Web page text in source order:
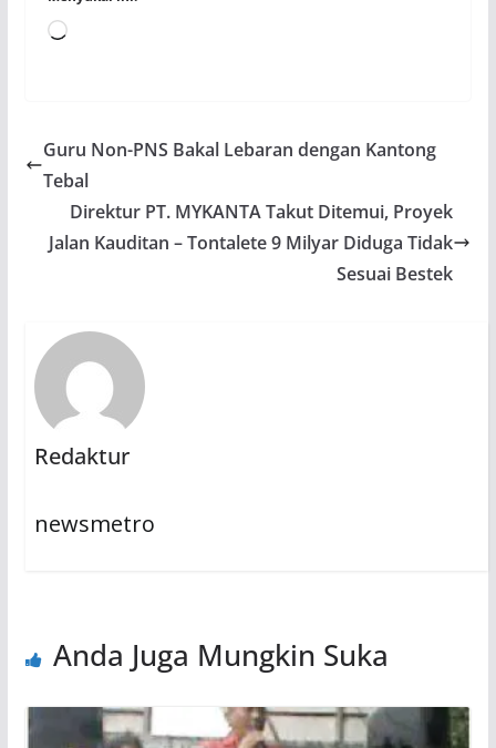
Memuat...
Guru Non-PNS Bakal Lebaran dengan Kantong
Tebal
Direktur PT. MYKANTA Takut Ditemui, Proyek
Jalan Kauditan – Tontalete 9 Milyar Diduga Tidak
Sesuai Bestek
Redaktur
newsmetro
Anda Juga Mungkin Suka